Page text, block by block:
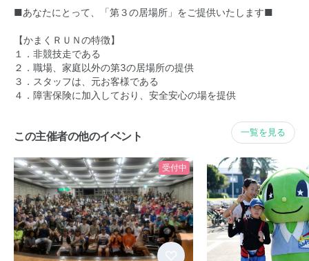
■あなたにとって、「第３の居場所」をご提供いたします■
【かまくＲＵＮの特徴】
１．非競技走である
２．職場、家庭以外の第3の居場所の提供
３．スタッフは、元お客様である
４．障害保険に加入しており、安全安心の場を提供
この主催者の他のイベント 一覧を見る
受付中